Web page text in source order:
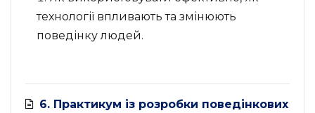
технології впливають та змінюють
поведінку людей.
6. Практикум із розробки поведінкових